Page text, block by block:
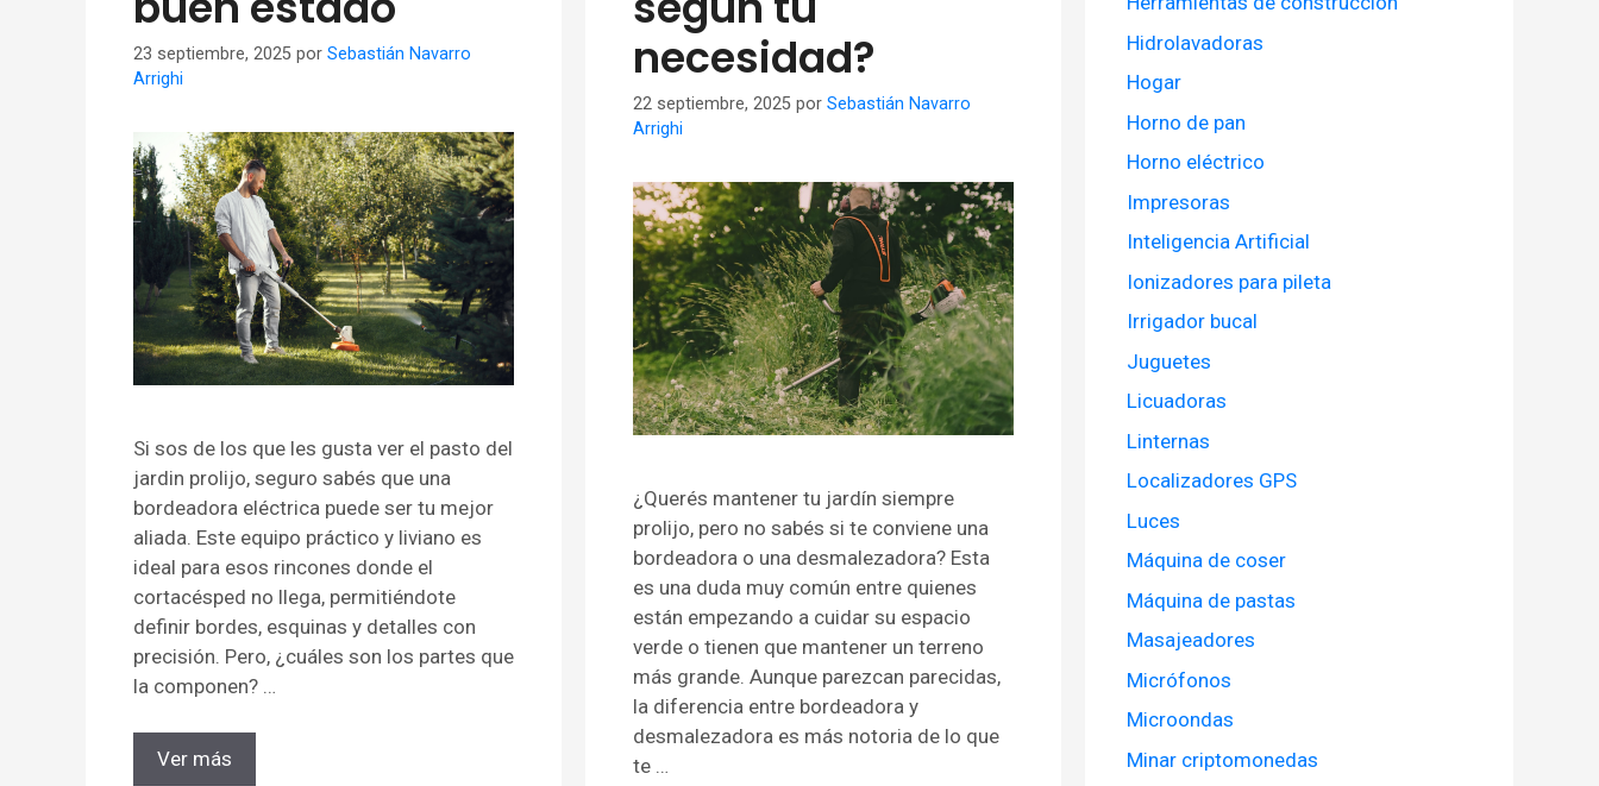
23 septiembre, 2025 por Sebastián Navarro
Arrighi
Si sos de los que les gusta ver el pasto del
jardin prolijo, seguro sabés que una
bordeadora eléctrica puede ser tu mejor
aliada. Este equipo práctico y liviano es
ideal para esos rincones donde el
cortacésped no llega, permitiéndote
definir bordes, esquinas y detalles con
precisión. Pero, ¿cuáles son los partes que
la componen? …
Ver más
necesidad?
22 septiembre, 2025 por Sebastián Navarro
Arrighi
¿Querés mantener tu jardín siempre
prolijo, pero no sabés si te conviene una
bordeadora o una desmalezadora? Esta
es una duda muy común entre quienes
están empezando a cuidar su espacio
verde o tienen que mantener un terreno
más grande. Aunque parezcan parecidas,
la diferencia entre bordeadora y
desmalezadora es más notoria de lo que
te …
Hidrolavadoras
Hogar
Horno de pan
Horno eléctrico
Impresoras
Inteligencia Artificial
Ionizadores para pileta
Irrigador bucal
Juguetes
Licuadoras
Linternas
Localizadores GPS
Luces
Máquina de coser
Máquina de pastas
Masajeadores
Micrófonos
Microondas
Minar criptomonedas